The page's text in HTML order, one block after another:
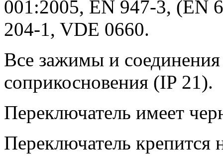
001:2005, EN 947-3, (EN
204-1, VDE 0660.
Все зажимы и
соприкосновения (IP 21).
Переключатель имеет
Переключатель